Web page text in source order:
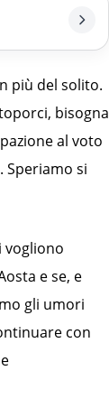
più del solito.
bisogna
al voto
Speriamo si
vogliono
e se, e
gli umori
con